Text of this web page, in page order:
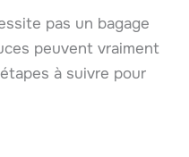
pas un bagage
peuvent vraiment
à suivre pour